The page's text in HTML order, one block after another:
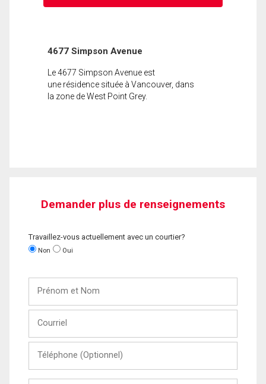
4677 Simpson Avenue
Le 4677 Simpson Avenue est
une résidence située à Vancouver, dans
la zone de West Point Grey.
Demander plus de renseignements
Travaillez-vous actuellement avec un courtier?
Non Oui
Nom
(Optionnel)
Message